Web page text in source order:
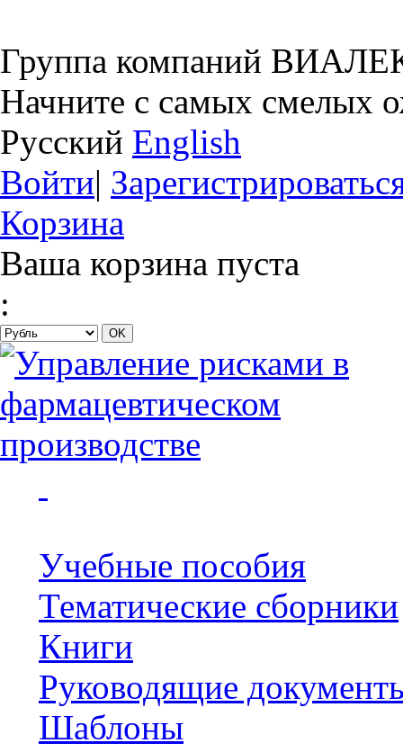
Группа компаний
Начните с самых смелых
Русский English
Войти|
Корзина
Ваша корзина пуста
:
Учебные пособия
Тематические сборники
Книги
Руководящие
Шаблоны